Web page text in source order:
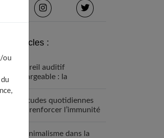
articles :
Appareil auditif
rechargeable : la
Habitudes quotidiennes
pour renforcer l’immunité
Le minimalisme dans la
ou